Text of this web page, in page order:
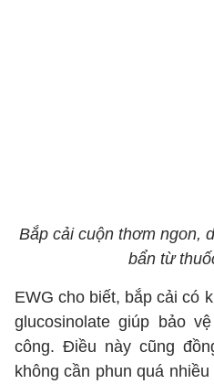
Bắp cải cuộn thơm ngon,
bẩn từ
EWG cho biết, bắp cải có
glucosinolate giúp bảo
công. Điều này cũng
không cần phun quá